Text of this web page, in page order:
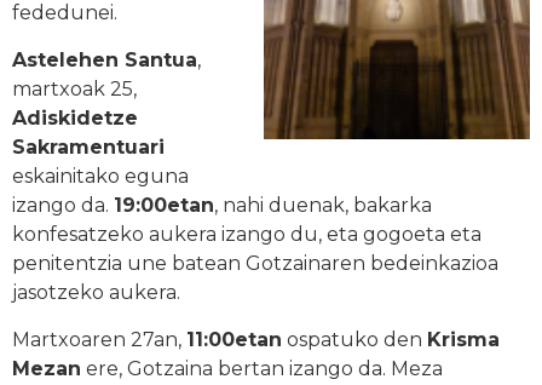
fededunei.
Astelehen Santua,
martxoak 25,
Adiskidetze
Sakramentuari
eskainitako eguna
izango da. 19:00etan, nahi duenak, bakarka
konfesatzeko aukera izango du, eta gogoeta eta
penitentzia une batean Gotzainaren bedeinkazioa
jasotzeko aukera.
Martxoaren 27an, 11:00etan ospatuko den Krisma
Mezan ere, Gotzaina bertan izango da. Meza